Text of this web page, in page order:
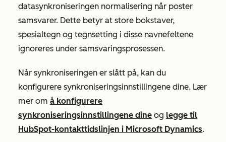
datasynkroniseringen normalisering når poster
samsvarer. Dette betyr at store bokstaver,
spesialtegn og tegnsetting i disse navnefeltene
ignoreres under samsvaringsprosessen.
Når synkroniseringen er slått på, kan du
konfigurere synkroniseringsinnstillingene dine. Lær
mer om å konfigurere
synkroniseringsinnstillingene dine og legge til
HubSpot-kontakttidslinjen i Microsoft Dynamics.